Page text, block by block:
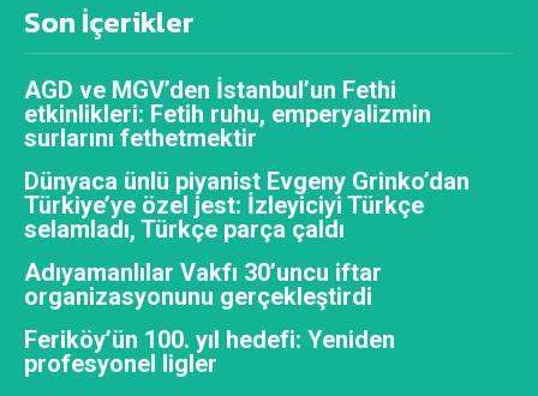
Son İçerikler
AGD ve MGV’den İstanbul’un Fethi
etkinlikleri: Fetih ruhu, emperyalizmin
surlarını fethetmektir
Dünyaca ünlü piyanist Evgeny Grinko’dan
Türkiye’ye özel jest: İzleyiciyi Türkçe
selamladı, Türkçe parça çaldı
Adıyamanlılar Vakfı 30’uncu iftar
organizasyonunu gerçekleştirdi
Feriköy’ün 100. yıl hedefi: Yeniden
profesyonel ligler